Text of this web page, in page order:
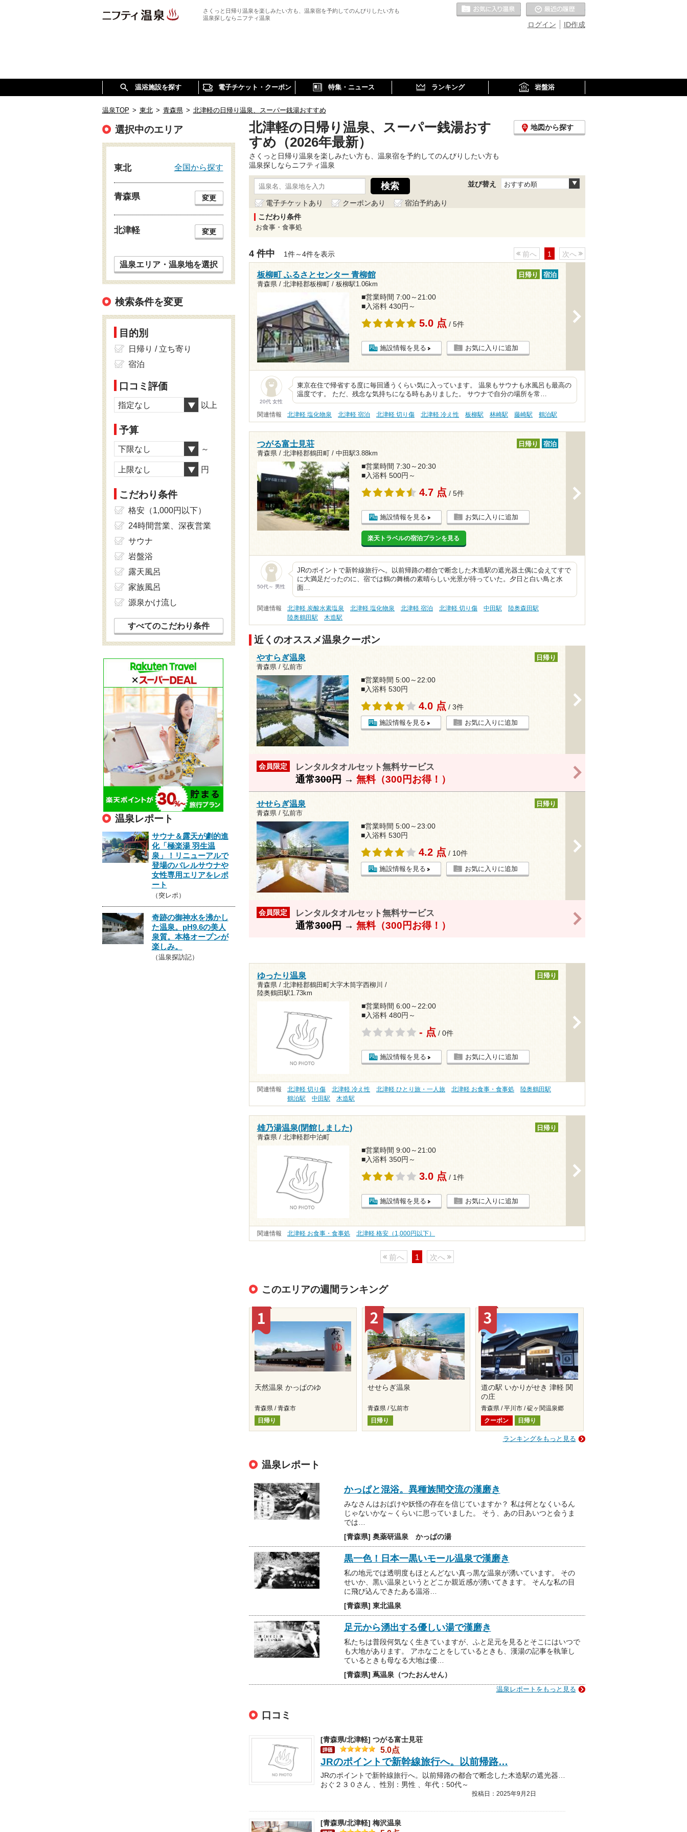
さくっと日帰り温泉を楽しみたい方も、温泉宿を予約してのんびりしたい方も
温泉探しならニフティ温泉
ID作成
ログイン
お気に入りの温泉
温浴施設を探す 電子チケット・クーポン 特集・ニュース ランキング 岩盤浴
温泉TOP > 東北 > 青森県 > 北津軽の日帰り温泉、スーパー銭湯おすすめ
北津軽の日帰り温泉、スーパー銭湯おす
すめ（2026年最新）
地図から探す
さくっと日帰り温泉を楽しみたい方も、温泉宿を予約してのんびりしたい方も
温泉探しならニフティ温泉
並び替え おすすめ順
電子チケットあり クーポンあり
宿泊予約あり
こだわり条件
お食事・食事処
4 件中 1件～4件を表示 前へ 1 次へ
板柳町 ふるさとセンター 青柳館
青森県 / 北津軽郡板柳町 / 板柳駅1.06km
日帰り 宿泊
■営業時間 7:00～21:00
■入浴料 430円～
5.0 点 / 5件
施設情報を見る お気に入りに追加
20代 女性
東京在住で帰省する度に毎回通うくらい気に入っています。 温泉もサウナも水風呂も最高の
温度です。 ただ、残念な気持ちになる時もありました。 サウナで自分の場所を常…
関連情報 北津軽 塩化物泉 北津軽 宿泊 北津軽 切り傷 北津軽 冷え性 板柳駅 林崎駅 藤崎駅 鶴泊駅
つがる富士見荘
青森県 / 北津軽郡鶴田町 / 中田駅3.88km
日帰り 宿泊
■営業時間 7:30～20:30
■入浴料 500円～
4.7 点 / 5件
施設情報を見る お気に入りに追加
楽天トラベルの宿泊プランを見る
50代～ 男性
JRのポイントで新幹線旅行へ。以前帰路の都合で断念した木造駅の遮光器土偶に会えてすで
に大満足だったのに、宿では鶴の舞橋の素晴らしい光景が待っていた。夕日と白い鳥と水
面…
関連情報 北津軽 炭酸水素塩泉 北津軽 塩化物泉 北津軽 宿泊 北津軽 切り傷 中田駅
陸奥森田駅
陸奥鶴田駅
木造駅
近くのオススメ温泉クーポン
やすらぎ温泉
青森県 / 弘前市
日帰り
■営業時間 5:00～22:00
■入浴料 530円
4.0 点 / 3件
施設情報を見る お気に入りに追加
会員限定 レンタルタオルセット無料サービス
通常300円→ 無料（300円お得！）
>
せせらぎ温泉
青森県 / 弘前市
日帰り
■営業時間 5:00～23:00
■入浴料 530円
4.2 点 / 10件
施設情報を見る お気に入りに追加
会員限定 レンタルタオルセット無料サービス
通常300円→ 無料（300円お得！）
>
ゆったり温泉
青森県 / 北津軽郡鶴田町大字木筒字西柳川 /
陸奥鶴田駅1.73km
日帰り
■営業時間 6:00～22:00
■入浴料 480円～
- 点 / 0件
施設情報を見る お気に入りに追加
関連情報 北津軽 切り傷 北津軽 冷え性 北津軽 ひとり旅・一人旅 北津軽 お食事・食事処
陸奥鶴田駅
鶴泊駅
中田駅 木造駅
雄乃湯温泉(閉館しました)
青森県 / 北津軽郡中泊町
日帰り
■営業時間 9:00～21:00
■入浴料 350円～
3.0 点 / 1件
施設情報を見る お気に入りに追加
関連情報 北津軽 お食事・食事処 北津軽 格安（1,000円以下）
前へ 1 次へ
このエリアの週間ランキング
天然温泉 かっぱのゆ
青森県 / 青森市
日帰り
せせらぎ温泉
青森県 / 弘前市
日帰り
道の駅 いかりがせき 津軽 関
の庄
青森県 / 平川市 / 碇ヶ関温泉郷
クーポン
日帰り
ランキングをもっと見る
温泉レポート
かっぱと混浴。異種族間交流の漢磨き
みなさんはおばけや妖怪の存在を信じていますか？ 私は何となくいるん
じゃないかな～くらいに思っていました。 そう、あの日あいつと会うま
では…
[青森県] 奥薬研温泉 かっぱの湯
黒一色！日本一黒いモール温泉で漢磨き
私の地元では透明度もほとんどない真っ黒な温泉が湧いています。 その
せいか、黒い温泉というとどこか親近感が湧いてきます。 そんな私の目
に飛び込んできたある温浴…
[青森県] 東北温泉
足元から湧出する優しい湯で漢磨き
私たちは普段何気なく生きていますが、ふと足元を見るとそこにはいつで
も大地があります。 アホなことをしているときも、漢湯の記事を執筆し
ているときも母なる大地は優…
[青森県] 蔦温泉（つたおんせん）
温泉レポートをもっと見る
口コミ
[青森県/北津軽] つがる富士見荘
5.0点
JRのポイントで新幹線旅行へ。以前帰路…
おぐ２３０さん 、性別：男性 、年代：50代～
投稿日：2025年9月2日
[青森県/北津軽] 梅沢温泉
選択中のエリア
東北 全国から探す
青森県 変更
北津軽 変更
温泉エリア・温泉地を選択
検索条件を変更
目的別
日帰り / 立ち寄り
宿泊
口コミ評価
指定なし 以上
予算
下限なし ～
上限なし 円
こだわり条件
格安（1,000円以下）
24時間営業、深夜営業
サウナ
岩盤浴
露天風呂
家族風呂
源泉かけ流し
すべてのこだわり条件
温泉レポート
サウナ＆露天が劇的進
化「極楽湯 羽生温
泉」！リニューアルで
登場のバレルサウナや
女性専用エリアをレポ
ート
（突レポ）
奇跡の御神水を沸かし
た温泉。pH9.6の美人
泉質。本格オープンが
楽しみ。
（温泉探訪記）